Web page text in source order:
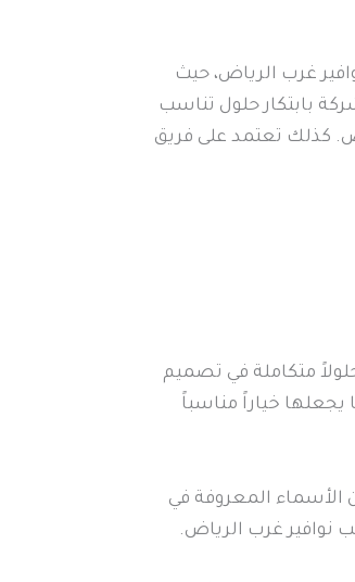
غرب الرياض، حيث
بابتكار حلول تناسب
كذلك تعتمد على فريق
متكاملة في تصميم
خياراً مناسباً
المعروفة في
نوافير غرب الرياض.